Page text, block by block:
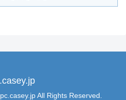
All Rights Reserved.